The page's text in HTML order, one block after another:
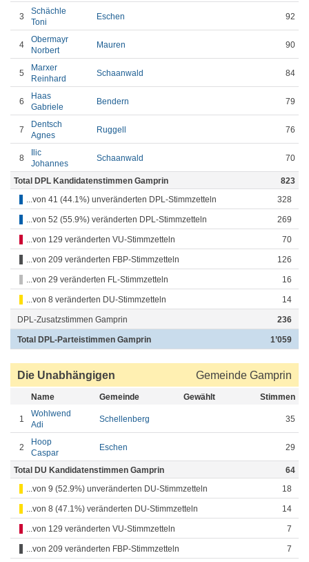
3
Schächle
Toni
Eschen 92
4
Obermayr
Norbert
Mauren 90
5
Marxer
Reinhard
Schaanwald 84
6
Haas
Gabriele
Bendern 79
7
Dentsch
Agnes
Ruggell 76
8
Ilic
Johannes
Schaanwald 70
Total DPL Kandidatenstimmen Gamprin
823
...von 41 (44.1%) unveränderten DPL-Stimmzetteln
328
...von 52 (55.9%) veränderten DPL-Stimmzetteln 269
...von 129 veränderten VU-Stimmzetteln 70
...von 209 veränderten FBP-Stimmzetteln 126
...von 29 veränderten FL-Stimmzetteln 16
...von 8 veränderten DU-Stimmzetteln 14
DPL-Zusatzstimmen Gamprin 236
Total DPL-Parteistimmen Gamprin 1’059
Die Unabhängigen Gemeinde Gamprin
Name Gemeinde Gewählt Stimmen
1
Wohlwend
Adi
Schellenberg 35
2
Hoop
Caspar
Eschen 29
Total DU Kandidatenstimmen Gamprin
64
...von 9 (52.9%) unveränderten DU-Stimmzetteln
18
...von 8 (47.1%) veränderten DU-Stimmzetteln 14
...von 129 veränderten VU-Stimmzetteln 7
...von 209 veränderten FBP-Stimmzetteln 7